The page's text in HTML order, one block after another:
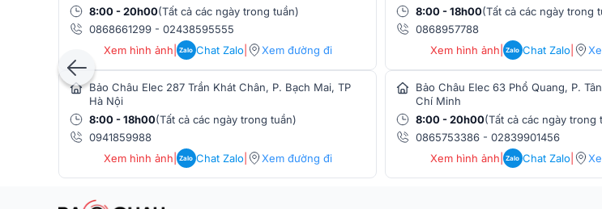
2. Chất lượng âm thanh của loa
Loa kéo Acnos ePop 100 thực sự “ghi điểm” với chất lượng âm thanh vượt trội trong phân khúc
thống âm thanh mạnh mẽ; mang đến trải nghiệm nghe nhạc và hát karaoke ấn tượng ở bất kỳ
8:00 - 20h00(Tất cả các ngày trong tuần)
0868661299 - 02438595555
Xem hình ảnh
Zalo Chat Zalo| Xem đường đi
Bảo Châu Elec 287 Trần Khát Chân, P. Bạch Mai, TP
Hà Nội
8:00 - 18h00(Tất cả các ngày trong tuần)
0941859988
Xem hình ảnh
Zalo Chat Zalo| Xem đường đi
8:00 - 18h00(Tất cả các ngày trong
0868957788
Xem hình ảnh
Zalo Chat Zalo|
Bảo Châu Elec 63 Phổ Quang, P.
Chí Minh
8:00 - 20h00(Tất cả các ngày trong
0865753386 -02839901456
Xem hình ảnh
Zalo Chat Zalo|